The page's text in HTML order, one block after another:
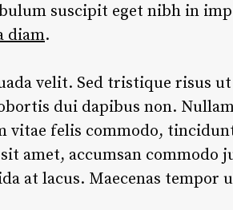
suscipit eget nibh in
diam.
velit. Sed tristique risus
dui dapibus non.
vitae felis commodo,
amet, accumsan commodo
at lacus. Maecenas